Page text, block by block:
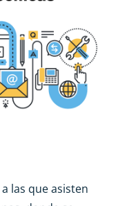
las que asisten